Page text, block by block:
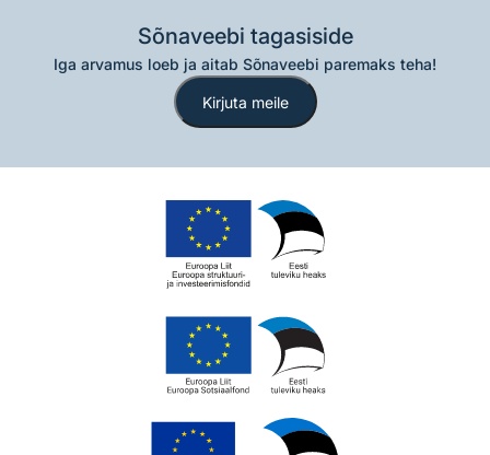
Sõnaveebi tagasiside
Iga arvamus loeb ja aitab Sõnaveebi paremaks teha!
Kirjuta meile